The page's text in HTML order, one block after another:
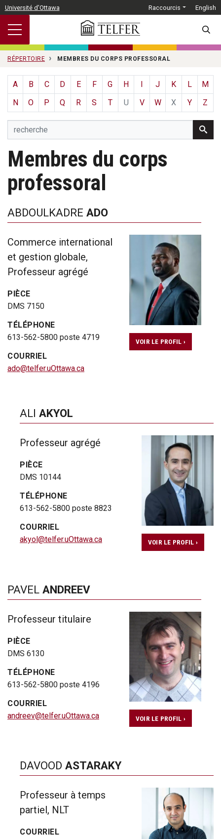
Passer au contenu principal
Université d'Ottawa Raccourcis English
RÉPERTOIRE MEMBRES DU CORPS PROFESSORAL
A B C D E F G H J K L
M
N
O P Q R S T U V W X Y Z
Membres du corps
professoral
ABDOULKADRE ADO
Commerce international
et gestion globale,
Professeur agrégé
PIÈCE
DMS 7150
TÉLÉPHONE
613-562-5800 poste 4719
COURRIEL
ado@telfer.uOttawa.ca
VOIR LE PROFIL ›
ALI AKYOL
Professeur agrégé
PIÈCE
DMS 10144
TÉLÉPHONE
613-562-5800 poste 8823
COURRIEL
akyol@telfer.uOttawa.ca
VOIR LE PROFIL ›
PAVEL ANDREEV
Professeur titulaire
PIÈCE
DMS 6130
TÉLÉPHONE
613-562-5800 poste 4196
COURRIEL
andreev@telfer.uOttawa.ca
VOIR LE PROFIL ›
DAVOOD ASTARAKY
Professeur à temps
partiel, NLT
COURRIEL